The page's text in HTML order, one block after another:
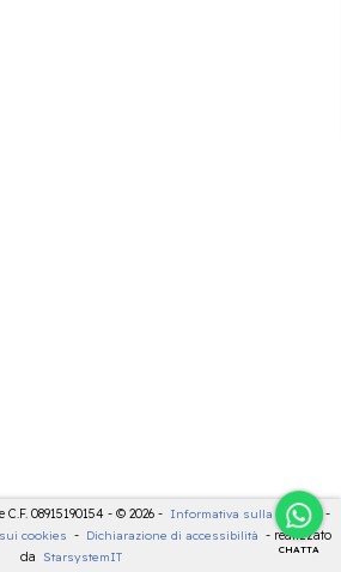
CHATTA
C.F. 08915190154 - © 2026 - Informativa sulla privacy
-
cookies - Dichiarazione di accessibilità - realizzato
da
StarsystemIT